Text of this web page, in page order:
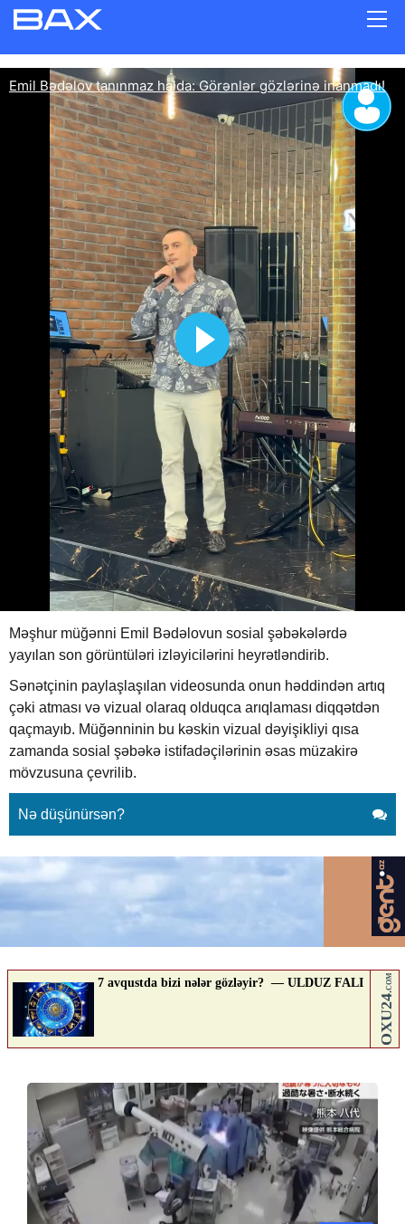
Emil Bədəlov tanınmaz halda:
Görənlər gözlərinə inanmadı!
07.07.2026
XEBER SHOW ABUNƏ OL
Emil Bədəlov tanınmaz halda: Görənlər gözlərinə inanmadı!
Məşhur müğənni Emil Bədəlovun sosial şəbəkələrdə
yayılan son görüntüləri izləyicilərini heyrətləndirib.
Sənətçinin paylaşlaşılan videosunda onun həddindən artıq
çəki atması və vizual olaraq olduqca arıqlaması diqqətdən
qaçmayıb. Müğənninin bu kəskin vizual dəyişikliyi qısa
zamanda sosial şəbəkə istifadəçilərinin əsas müzakirə
mövzusuna çevrilib.
Nə düşünürsən?